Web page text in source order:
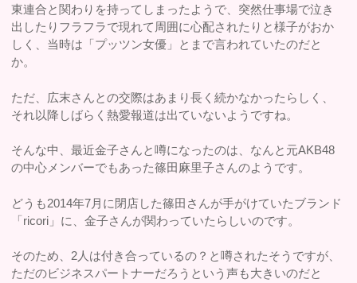
東連合と関わりを持ってしまったようで、突然仕事場で泣き
出したりフラフラで現れて周囲に心配されたりと様子がおか
しく、当時は「プッツン女優」とまで言われていたのだと
か。
ただ、広末さんとの交際はあまり長く続かなかったらしく、
それ以降しばらく熱愛報道は出ていないようですね。
そんな中、最近金子さんと噂になったのは、なんと元AKB48
の中心メンバーでもあった篠田麻里子さんのようです。
どうも2014年7月に閉店した篠田さんが手がけていたブランド
「ricori」に、金子さんが関わっていたらしいのです。
そのため、2人は付き合っているの？と噂されたそうですが、
ただのビジネスパートナーだろうという声も大きいのだと